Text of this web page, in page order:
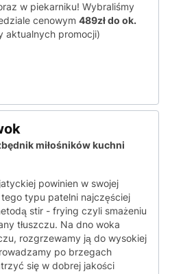
w piekarniku! Wybraliśmy
cenowym 489zł do ok.
promocji)
miłośników kuchni
powinien w swojej
typu patelni najczęściej
stir - frying czyli smażeniu
tłuszczu. Na dno woka
rozgrzewamy ją do wysokiej
po brzegach
się w dobrej jakości